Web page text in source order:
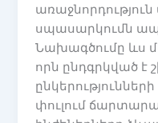
սպասարկումն
Նախագծումը ևս
որն ընդգրկված
փուլում